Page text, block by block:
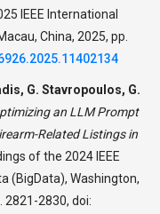
IEEE International
China, 2025, pp.
G. Stavropoulos, G.
an LLM Prompt
Related Listings in
of the 2024 IEEE
(BigData), Washington,
2821-2830, doi: